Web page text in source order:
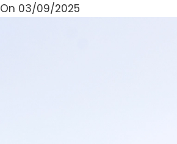
On 03/09/2025